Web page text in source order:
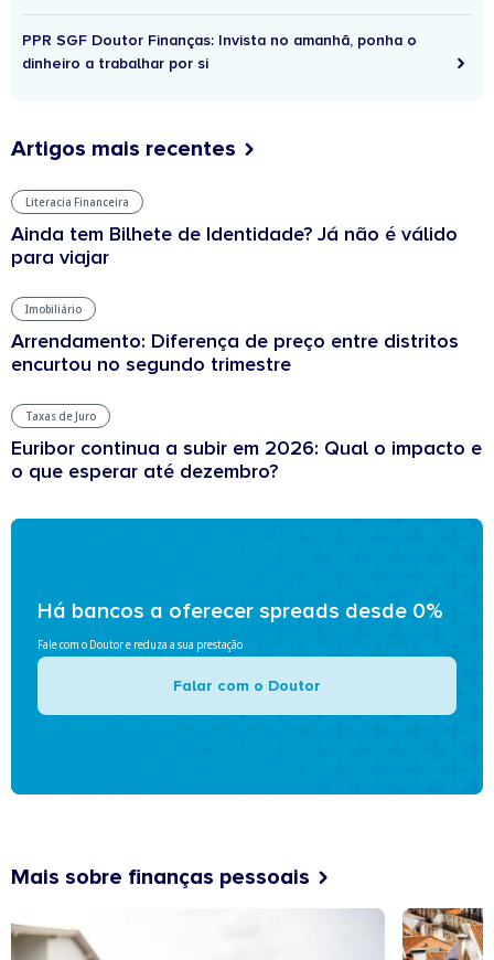
PPR SGF Doutor Finanças: Invista no amanhã, ponha o
dinheiro a trabalhar por si
Artigos mais recentes
Literacia Financeira
Ainda tem Bilhete de Identidade? Já não é válido
para viajar
Imobiliário
Arrendamento: Diferença de preço entre distritos
encurtou no segundo trimestre
Taxas de Juro
Euribor continua a subir em 2026: Qual o impacto e
o que esperar até dezembro?
Há bancos a oferecer spreads desde 0%
Fale com o Doutor e reduza a sua prestação
Falar com o Doutor
Mais sobre finanças pessoais